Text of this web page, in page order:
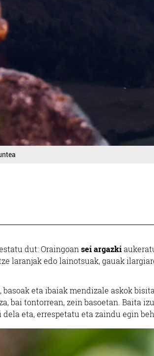
dut: Oraingoan sei argazki
laranjak edo lainotsuak, gauak
basoak eta ibaiak mendizale askok
bai tontorrean, zein basoetan. Baita
eta, errespetatu eta zaindu egin